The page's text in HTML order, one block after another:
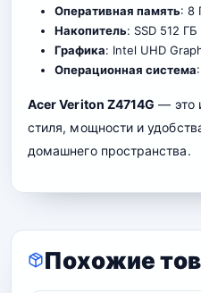
Оперативная память: 8
Накопитель: SSD 512
Графика: Intel UHD
Операционная система
Acer Veriton Z4714G — это
стиля, мощности и
домашнего пространства.
Похожие